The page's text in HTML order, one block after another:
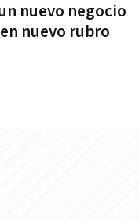
nuevo negocio
nuevo rubro